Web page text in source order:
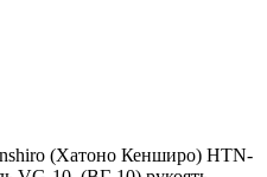
(Хатоно Кенширо) HTN-